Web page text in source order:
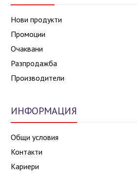
Нови продукти
Промоции
Очаквани
Разпродажба
Производители
ИНФОРМАЦИЯ
Общи условия
Контакти
Кариери